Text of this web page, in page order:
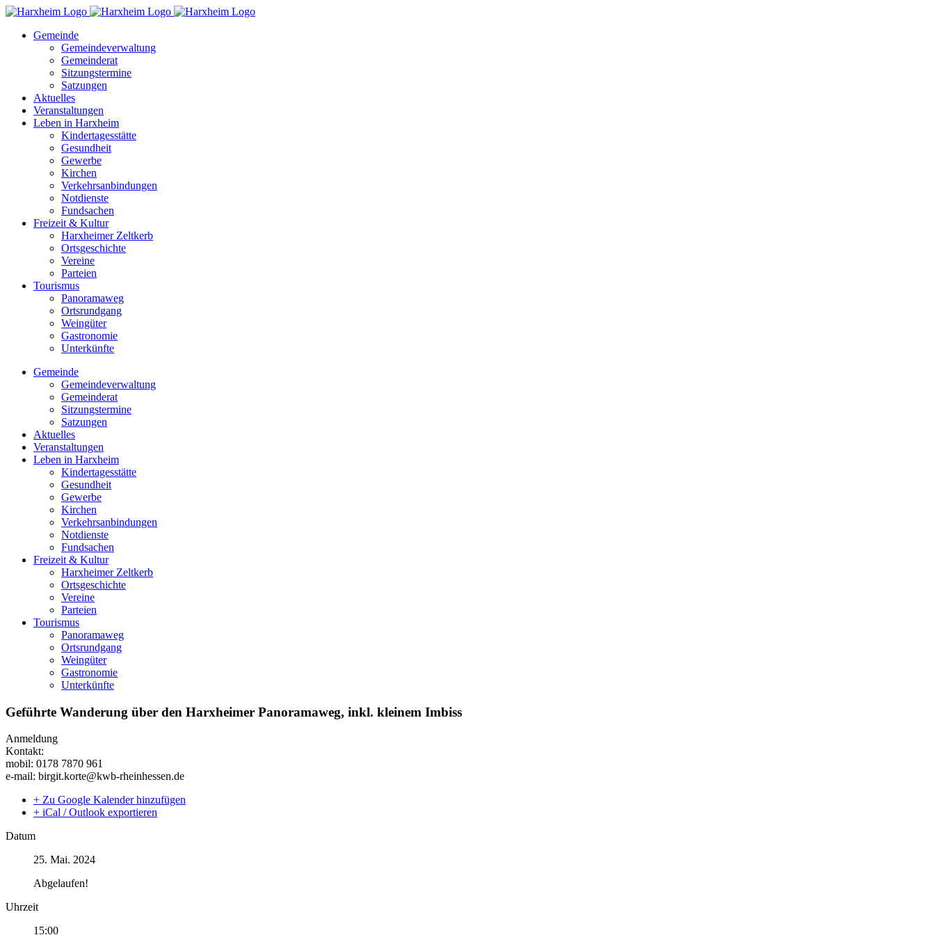
Zum
springenGemeinde
Gemeindeverwaltung
Gemeinderat
Sitzungstermine
Satzungen
Aktuelles
Veranstaltungen
Leben in Harxheim
Kindertagesstätte
Gesundheit
Gewerbe
Kirchen
Verkehrsanbindungen
Notdienste
Fundsachen
Freizeit & Kultur
Harxheimer Zeltkerb
Ortsgeschichte
Vereine
Parteien
Tourismus
Panoramaweg
Ortsrundgang
Weingüter
Gastronomie
Unterkünfte
Gemeinde
Gemeindeverwaltung
Gemeinderat
Sitzungstermine
Satzungen
Aktuelles
Veranstaltungen
Leben in Harxheim
Kindertagesstätte
Gesundheit
Gewerbe
Kirchen
Verkehrsanbindungen
Notdienste
Fundsachen
Freizeit & Kultur
Harxheimer Zeltkerb
Ortsgeschichte
Vereine
Parteien
Tourismus
Panoramaweg
Ortsrundgang
Weingüter
Gastronomie
Unterkünfte
Geführte Wanderung über den Harxheimer Panoramaweg, inkl. kleinem Imbiss
Anmeldung
Kontakt:
mobil: 0178 7870 961
e-mail: birgit.korte@kwb-rheinhessen.de
+ Zu Google Kalender hinzufügen
+ iCal / Outlook exportieren
Datum
25. Mai. 2024
Abgelaufen!
Uhrzeit
15:00